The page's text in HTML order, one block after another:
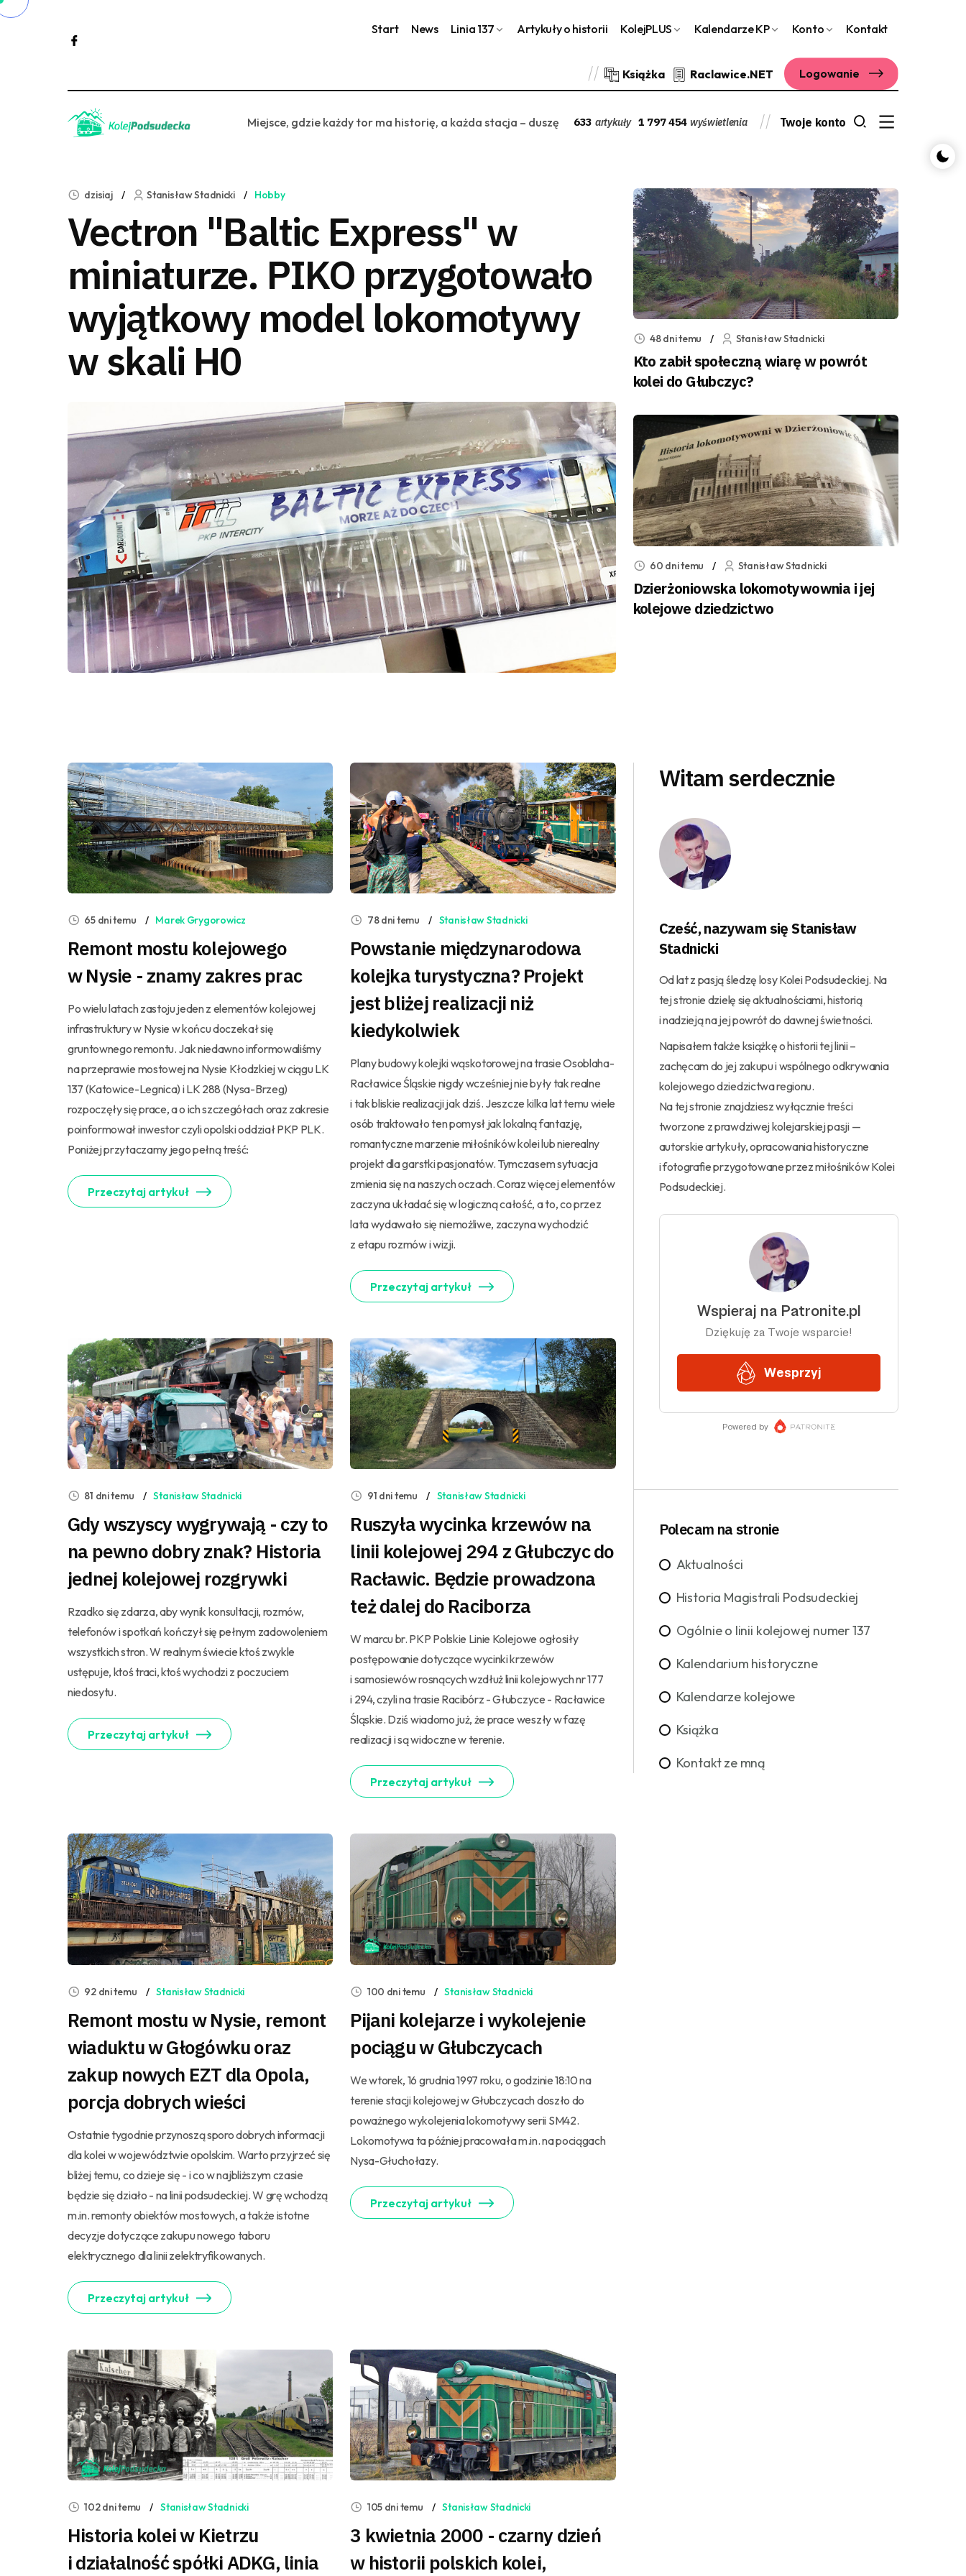
Start News Linia 137 Artykuły o historii KolejPLUS Kalendarze KP Konto Kontakt
Książka Raclawice.NET Logowanie
Miejsce, gdzie każdy tor ma historię, a każda stacja – duszę 633 artykuły 1 797 454 wyświetlenia Twoje konto
dzisiaj Stanisław Stadnicki Hobby
Vectron "Baltic Express" w
miniaturze. PIKO przygotowało
wyjątkowy model lokomotywy
w skali H0
48 dni temu Stanisław Stadnicki
Kto zabił społeczną wiarę w powrót
kolei do Głubczyc?
60 dni temu Stanisław Stadnicki
Dzierżoniowska lokomotywownia i jej
kolejowe dziedzictwo
65 dni temu Marek Grygorowicz
Remont mostu kolejowego
w Nysie - znamy zakres prac
Po wielu latach zastoju jeden z elementów kolejowej
infrastruktury w Nysie w końcu doczekał się
gruntownego remontu. Jak niedawno informowaliśmy
na przeprawie mostowej na Nysie Kłodzkiej w ciągu LK
137 (Katowice-Legnica) i LK 288 (Nysa-Brzeg)
rozpoczęły się prace, a o ich szczegółach oraz zakresie
poinformował inwestor czyli opolski oddział PKP PLK.
Poniżej przytaczamy jego pełną treść:
Przeczytaj artykuł
78 dni temu Stanisław Stadnicki
Powstanie międzynarodowa
kolejka turystyczna? Projekt
jest bliżej realizacji niż
kiedykolwiek
Plany budowy kolejki wąskotorowej na trasie Osoblaha-
Racławice Śląskie nigdy wcześniej nie były tak realne
i tak bliskie realizacji jak dziś. Jeszcze kilka lat temu wiele
osób traktowało ten pomysł jak lokalną fantazję,
romantyczne marzenie miłośników kolei lub nierealny
projekt dla garstki pasjonatów. Tymczasem sytuacja
zmienia się na naszych oczach. Coraz więcej elementów
zaczyna układać się w logiczną całość, a to, co przez
lata wydawało się niemożliwe, zaczyna wychodzić
z etapu rozmów i wizji.
Przeczytaj artykuł
81 dni temu Stanisław Stadnicki
Gdy wszyscy wygrywają - czy to
na pewno dobry znak? Historia
jednej kolejowej rozgrywki
Rzadko się zdarza, aby wynik konsultacji, rozmów,
telefonów i spotkań kończył się pełnym zadowoleniem
wszystkich stron. W realnym świecie ktoś zwykle
ustępuje, ktoś traci, ktoś wychodzi z poczuciem
niedosytu.
Przeczytaj artykuł
91 dni temu Stanisław Stadnicki
Ruszyła wycinka krzewów na
linii kolejowej 294 z Głubczyc do
Racławic. Będzie prowadzona
też dalej do Raciborza
W marcu br. PKP Polskie Linie Kolejowe ogłosiły
postępowanie dotyczące wycinki krzewów
i samosiewów rosnących wzdłuż linii kolejowych nr 177
i 294, czyli na trasie Racibórz - Głubczyce - Racławice
Śląskie. Dziś wiadomo już, że prace weszły w fazę
realizacji i są widoczne w terenie.
Przeczytaj artykuł
92 dni temu Stanisław Stadnicki
Remont mostu w Nysie, remont
wiaduktu w Głogówku oraz
zakup nowych EZT dla Opola,
porcja dobrych wieści
Ostatnie tygodnie przynoszą sporo dobrych informacji
dla kolei w województwie opolskim. Warto przyjrzeć się
bliżej temu, co dzieje się - i co w najbliższym czasie
będzie się działo - na linii podsudeckiej. W grę wchodzą
m.in. remonty obiektów mostowych, a także istotne
decyzje dotyczące zakupu nowego taboru
elektrycznego dla linii zelektryfikowanych.
Przeczytaj artykuł
100 dni temu Stanisław Stadnicki
Pijani kolejarze i wykolejenie
pociągu w Głubczycach
We wtorek, 16 grudnia 1997 roku, o godzinie 18:10 na
terenie stacji kolejowej w Głubczycach doszło do
poważnego wykolejenia lokomotywy serii SM42.
Lokomotywa ta później pracowała m.in. na pociągach
Nysa-Głuchołazy.
Przeczytaj artykuł
102 dni temu Stanisław Stadnicki
Historia kolei w Kietrzu
i działalność spółki ADKG, linia
105 dni temu Stanisław Stadnicki
3 kwietnia 2000 - czarny dzień
w historii polskich kolei,
Witam serdecznie
Cześć, nazywam się Stanisław
Stadnicki
Od lat z pasją śledzę losy Kolei Podsudeckiej. Na
tej stronie dzielę się aktualnościami, historią
i nadzieją na jej powrót do dawnej świetności.
Napisałem także książkę o historii tej linii –
zachęcam do jej zakupu i wspólnego odkrywania
kolejowego dziedzictwa regionu.
Na tej stronie znajdziesz wyłącznie treści
tworzone z prawdziwej kolejarskiej pasji —
autorskie artykuły, opracowania historyczne
i fotografie przygotowane przez miłośników Kolei
Podsudeckiej.
Polecam na stronie
Aktualności
Historia Magistrali Podsudeckiej
Ogólnie o linii kolejowej numer 137
Kalendarium historyczne
Kalendarze kolejowe
Książka
Kontakt ze mną